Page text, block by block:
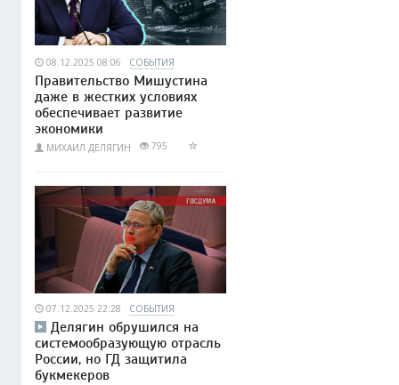
08.12.2025 08:06 СОБЫТИЯ
Правительство Мишустина
даже в жестких условиях
обеспечивает развитие
экономики
МИХАИЛ ДЕЛЯГИН 795
07.12.2025 22:28 СОБЫТИЯ
Делягин обрушился на
системообразующую отрасль
России, но ГД защитила
букмекеров